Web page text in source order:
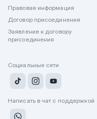
Правовая информация
Договор присоединения
Заявление к договору
присоединения
Социальные сети
Написать в чат с поддержкой